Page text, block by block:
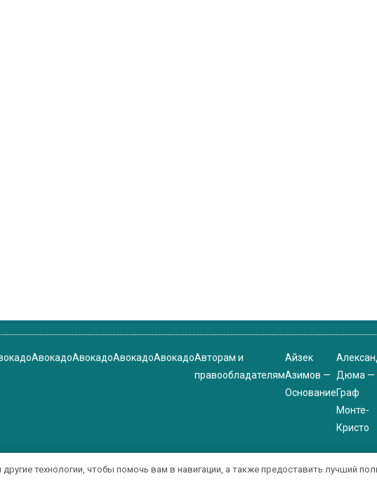
АвокадоАвокадоАвокадоАвокадоАвторам и
правообладателям
Айзек
Азимов —
Основание
Дюма —
Граф
Монте-
Кристо
технологии, чтобы помочь вам в навигации, а также предоставить лучший